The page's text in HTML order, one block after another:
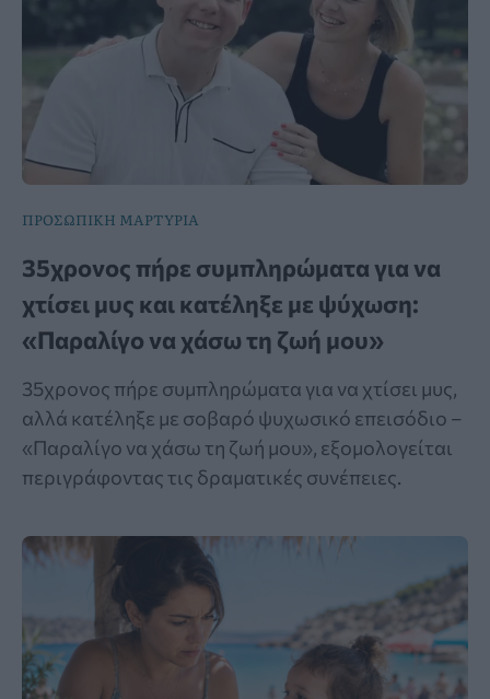
ΠΡΟΣΩΠΙΚΗ ΜΑΡΤΥΡΙΑ
35χρονος πήρε συμπληρώματα για να
χτίσει μυς και κατέληξε με ψύχωση:
«Παραλίγο να χάσω τη ζωή μου»
35χρονος πήρε συμπληρώματα για να χτίσει μυς,
αλλά κατέληξε με σοβαρό ψυχωσικό επεισόδιο –
«Παραλίγο να χάσω τη ζωή μου», εξομολογείται
περιγράφοντας τις δραματικές συνέπειες.